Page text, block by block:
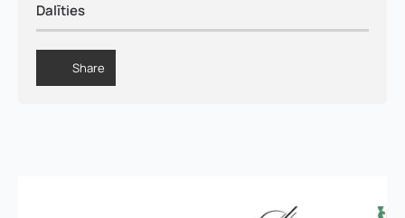
Dalīties
Share